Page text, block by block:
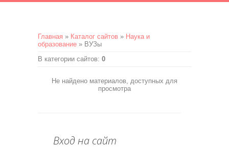
Главная » Каталог сайтов » Наука и
образование » ВУЗы
В категории сайтов: 0
Не найдено материалов, доступных для
просмотра
Вход на сайт